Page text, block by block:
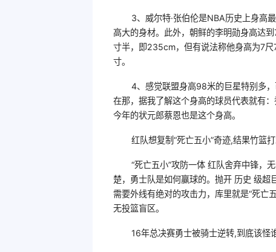
3、威尔特·张伯伦是NBA历史上身高
高大的身材。此外，朝鲜的李明勋身高达
寸半，即235cm，但有说法称他身高为7
寸。
4、感觉联盟身高98米的巨星特别多
在那，据我了解这个身高的球员代表就有
今年的状元郎蔡恩也是这个身高。
红队想复制“死亡五小”奇迹,结果竹篮
“死亡五小”攻防一体 红队舍弃中锋，
楚，勇士队是如何赢球的。抛开 历史 级
需要外线有绝对的攻击力，库里就是“死亡
无投篮盲区。
16年总决赛勇士被骑士逆转,到底该怪